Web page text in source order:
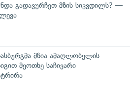
გადავურჩეთ მზის სიკვდილს? —
მზია ამაღლობელის
მეოთხე საჩივარი